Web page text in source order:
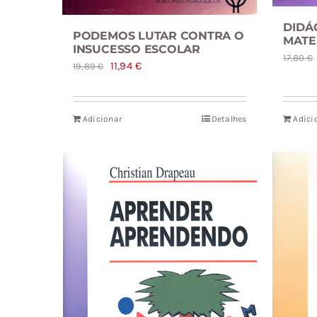
PODEMOS LUTAR CONTRA O
INSUCESSO ESCOLAR
19,89€
O
original
era:
11,94€O
atual
Adicionar Detalhes
17,80€